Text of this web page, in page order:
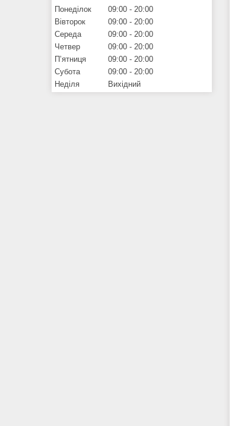
Понеділок 09:00
20:00
Вівторок
09:00
20:00
Середа
09:00
20:00
Четвер
09:00
20:00
Пʼятниця
09:00
20:00
Субота
09:00
20:00
Неділя
Вихідний